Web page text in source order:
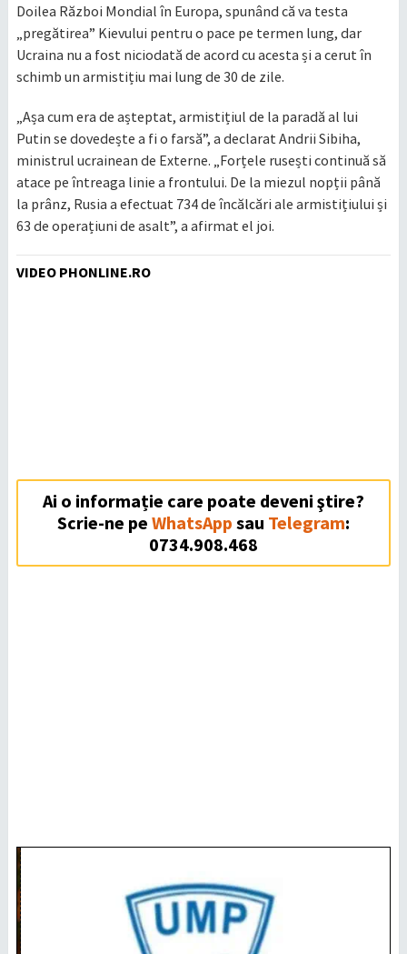
Doilea Război Mondial în Europa, spunând că va testa
„pregătirea” Kievului pentru o pace pe termen lung, dar
Ucraina nu a fost niciodată de acord cu acesta și a cerut în
schimb un armistițiu mai lung de 30 de zile.
„Așa cum era de așteptat, armistițiul de la paradă al lui
Putin se dovedește a fi o farsă”, a declarat Andrii Sibiha,
ministrul ucrainean de Externe. „Forțele rusești continuă să
atace pe întreaga linie a frontului. De la miezul nopții până
la prânz, Rusia a efectuat 734 de încălcări ale armistițiului și
63 de operațiuni de asalt”, a afirmat el joi.
VIDEO PHONLINE.RO
Ai o informație care poate deveni ştire?
Scrie-ne pe WhatsApp sau Telegram:
0734.908.468